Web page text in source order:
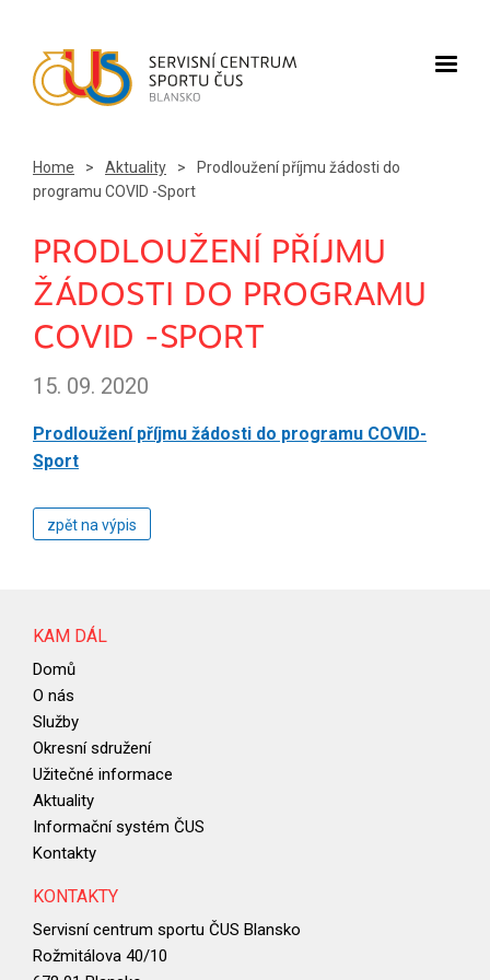
Home > Aktuality >
Prodloužení příjmu žádosti do
programu COVID -Sport
PRODLOUŽENÍ PŘÍJMU
ŽÁDOSTI DO PROGRAMU
COVID -SPORT
15. 09. 2020
Prodloužení příjmu žádosti do programu COVID-
Sport
zpět na výpis
KAM DÁL
Domů
O nás
Služby
Okresní sdružení
Užitečné informace
Aktuality
Informační systém ČUS
Kontakty
KONTAKTY
Servisní centrum sportu ČUS Blansko
Rožmitálova 40/10